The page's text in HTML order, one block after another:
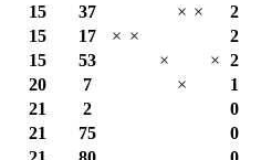
15
37 × × 2
15
17 × × 2
15
53 × × 2
20
7 × 1
21
2 0
21
75 0